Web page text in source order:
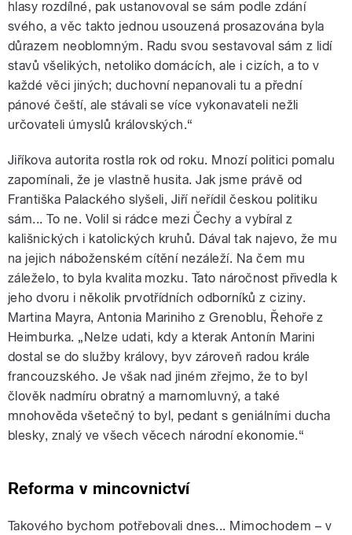
hlasy rozdílné, pak ustanovoval se sám podle zdání
svého, a věc takto jednou usouzená prosazována byla
důrazem neoblomným. Radu svou sestavoval sám z lidí
stavů všelikých, netoliko domácích, ale i cizích, a to v
každé věci jiných; duchovní nepanovali tu a přední
pánové čeští, ale stávali se více vykonavateli nežli
určovateli úmyslů královských.“
Jiříkova autorita rostla rok od roku. Mnozí politici pomalu
zapomínali, že je vlastně husita. Jak jsme právě od
Františka Palackého slyšeli, Jiří neřídil českou politiku
sám... To ne. Volil si rádce mezi Čechy a vybíral z
kališnických i katolických kruhů. Dával tak najevo, že mu
na jejich náboženském cítění nezáleží. Na čem mu
záleželo, to byla kvalita mozku. Tato náročnost přivedla k
jeho dvoru i několik prvotřídních odborníků z ciziny.
Martina Mayra, Antonia Mariniho z Grenoblu, Řehoře z
Heimburka. „Nelze udati, kdy a kterak Antonín Marini
dostal se do služby královy, byv zároveň radou krále
francouzského. Je však nad jiném zřejmo, že to byl
člověk nadmíru obratný a marnomluvný, a také
mnohověda všetečný to byl, pedant s geniálními ducha
blesky, znalý ve všech věcech národní ekonomie.“
Reforma v mincovnictví
Takového bychom potřebovali dnes... Mimochodem – v